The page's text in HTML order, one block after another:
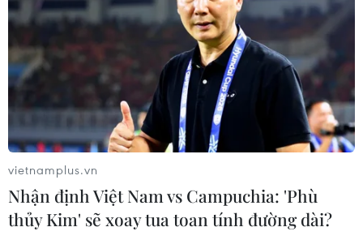
Iran và Oman đạt thỏa thuận về
tuyến vận tải qua eo biển Hormuz
06/08/2026 04:36
Từ hạt nhân đến eo biển
Hormuz: Đòn bẩy chiến lược mới của
06/08/2026 04:36
vietnamplus.vn
Nhận định Việt Nam vs Campuchia: 'Phù
thủy Kim' sẽ xoay tua toan tính đường dài?